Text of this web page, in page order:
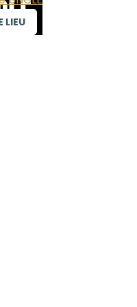
LIEU